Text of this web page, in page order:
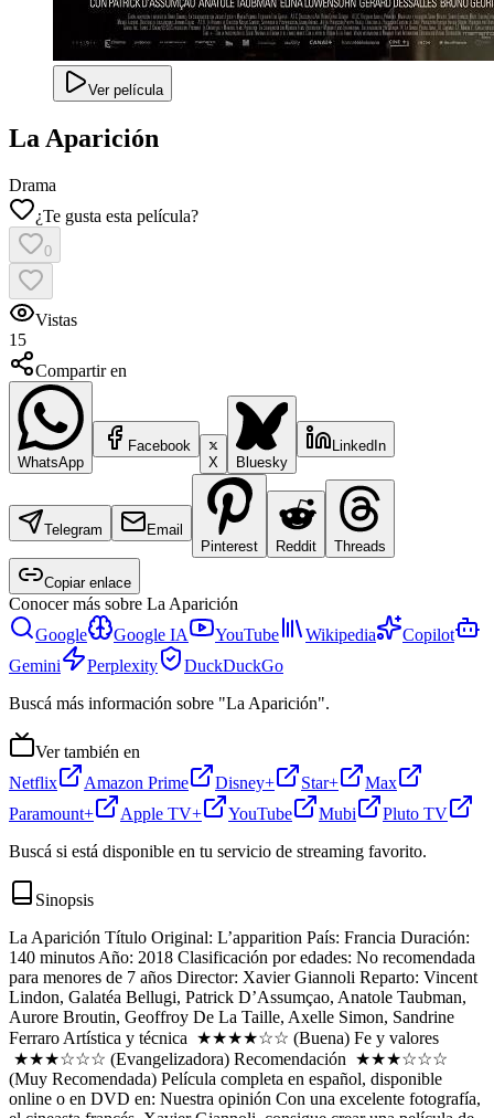
Ver película
La Aparición
Drama
¿Te gusta esta película?
0
Vistas
15
Compartir en
WhatsApp
Facebook
X
Bluesky
LinkedIn
Telegram
Email
Pinterest
Reddit Threads
Copiar enlace
Conocer más sobre La Aparición
Google
Google IA YouTube Wikipedia
Copilot
Gemini
Perplexity
DuckDuckGo
Buscá más información sobre "La Aparición".
Ver también en
Netflix
Amazon Prime Disney+ Star+
Max
Paramount+
Apple TV+ YouTube Mubi
Pluto TV
Buscá si está disponible en tu servicio de streaming favorito.
Sinopsis
La Aparición Título Original: L’apparition País: Francia Duración:
140 minutos Año: 2018 Clasificación por edades: No recomendada
para menores de 7 años Director: Xavier Giannoli Reparto: Vincent
Lindon, Galatéa Bellugi, Patrick D’Assumçao, Anatole Taubman,
Aurore Broutin, Geoffroy De La Taille, Axelle Simon, Sandrine
Ferraro Artística y técnica ★★★★☆☆ (Buena) Fe y valores
★★★☆☆☆ (Evangelizadora) Recomendación ★★★☆☆☆
(Muy Recomendada) Película completa en español, disponible
online o en DVD en: Nuestra opinión Con una excelente fotografía,